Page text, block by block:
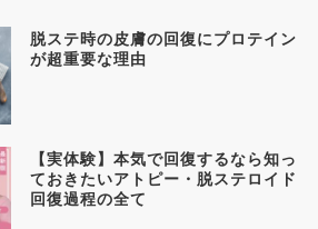
脱ステ時の皮膚の回復にプロテイン
が超重要な理由
【実体験】本気で回復するなら知っ
ておきたいアトピー・脱ステロイド
回復過程の全て